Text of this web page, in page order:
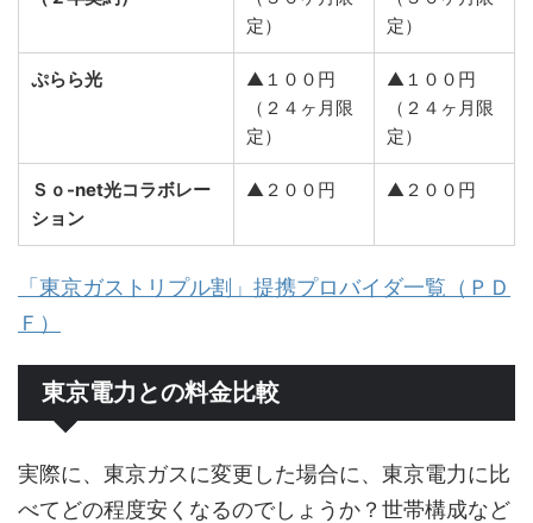
定）
定）
ぷらら光
▲１００円
（２４ヶ月限
定）
▲１００円
（２４ヶ月限
定）
Ｓｏ-net光コラボレー
ション
▲２００円 ▲２００円
「東京ガストリプル割」提携プロバイダ一覧（ＰＤ
Ｆ）
東京電力との料金比較
実際に、東京ガスに変更した場合に、東京電力に比
べてどの程度安くなるのでしょうか？世帯構成など